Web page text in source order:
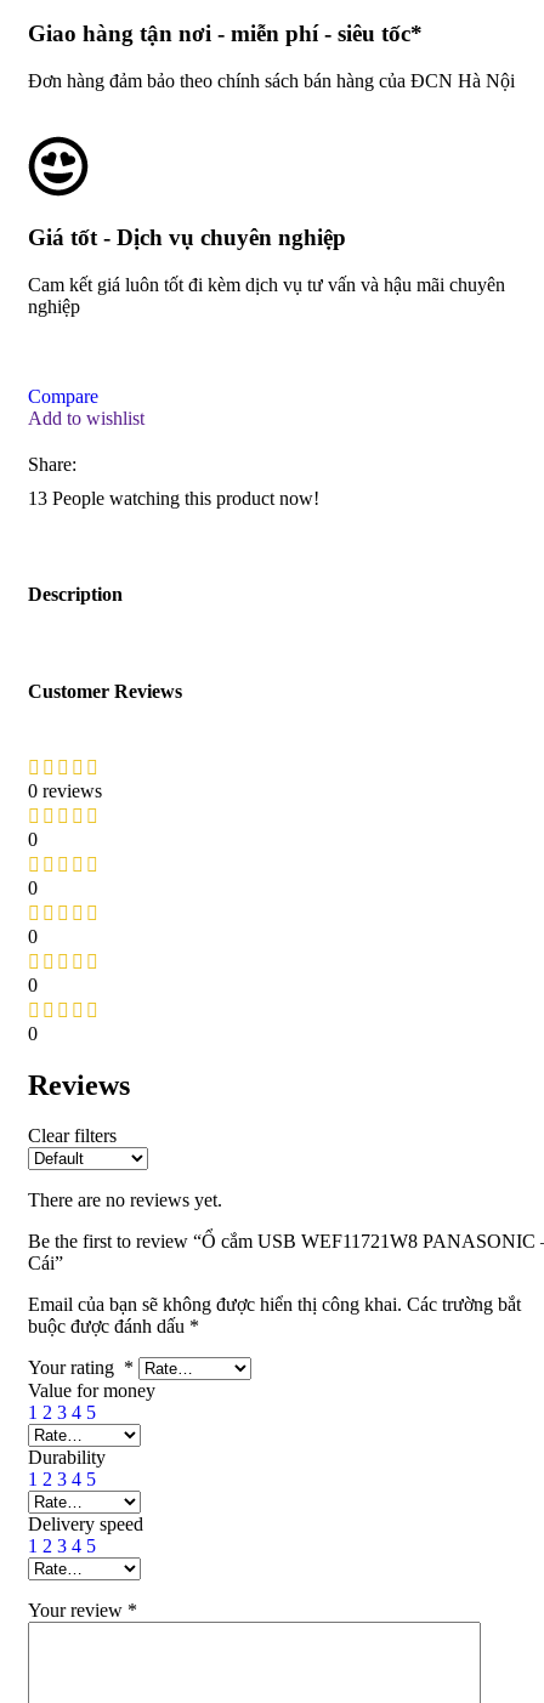
Giao hàng tận nơi - miễn phí - siêu tốc*
Đơn hàng đảm bảo theo chính sách bán hàng của ĐCN Hà Nội
Giá tốt - Dịch vụ chuyên nghiệp
Cam kết giá luôn tốt đi kèm dịch vụ tư vấn và hậu mãi chuyên
nghiệp
Compare
Add to wishlist
Share:
13 People watching this product now!
Description
Customer Reviews
0 reviews
0
0
0
0
0
Reviews
Clear filters
There are no reviews yet.
Be the first to review “Ổ cắm USB WEF11721W8 PANASONIC
Cái”
Email của bạn sẽ không được hiển thị công khai. Các trường bắt
buộc được đánh dấu *
Your rating *
Value for money
1 2 3 4 5
Durability
1 2 3 4 5
Delivery speed
1 2 3 4 5
Your review *